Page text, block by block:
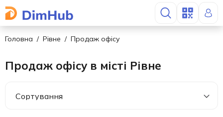
Головна Рівне Продаж офісу
Продаж офісу в місті Рівне